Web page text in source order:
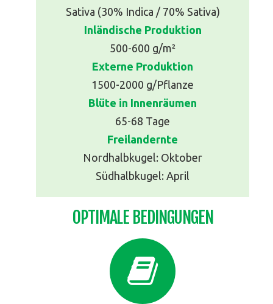
Sativa (30% Indica / 70% Sativa)
Inländische Produktion
500-600 g/m²
Externe Produktion
1500-2000 g/Pflanze
Blüte in Innenräumen
65-68 Tage
Freilandernte
Nordhalbkugel: Oktober
Südhalbkugel: April
OPTIMALE BEDINGUNGEN